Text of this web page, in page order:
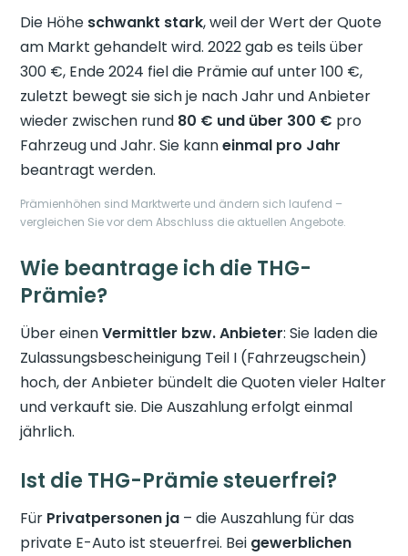
Die Höhe schwankt stark, weil der Wert der Quote
am Markt gehandelt wird. 2022 gab es teils über
300 €, Ende 2024 fiel die Prämie auf unter 100 €,
zuletzt bewegt sie sich je nach Jahr und Anbieter
wieder zwischen rund 80 € und über 300 € pro
Fahrzeug und Jahr. Sie kanneinmal pro Jahr
beantragt werden.
Prämienhöhen sind Marktwerte und ändern sich laufend –
vergleichen Sie vor dem Abschluss die aktuellen Angebote.
Wie beantrage ich die THG-
Prämie?
Über einenVermittler bzw. Anbieter: Sie laden die
Zulassungsbescheinigung Teil I (Fahrzeugschein)
hoch, der Anbieter bündelt die Quoten vieler Halter
und verkauft sie. Die Auszahlung erfolgt einmal
jährlich.
Ist die THG-Prämie steuerfrei?
Für Privatpersonen ja – die Auszahlung für das
private E-Auto ist steuerfrei. Bei gewerblichen